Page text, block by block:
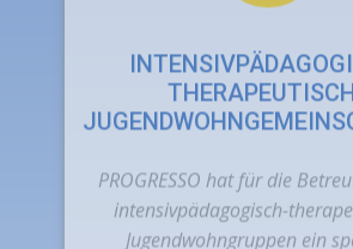
intensivpädagogisch-
Jugendwohngruppen ein
Phasenprogramm
MEHR LESEN